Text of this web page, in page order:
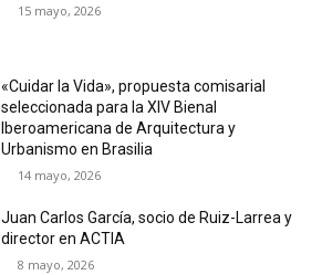
15 mayo, 2026
«Cuidar la Vida», propuesta comisarial
seleccionada para la XIV Bienal
Iberoamericana de Arquitectura y
Urbanismo en Brasilia
14 mayo, 2026
Juan Carlos García, socio de Ruiz-Larrea y
director en ACTIA
8 mayo, 2026